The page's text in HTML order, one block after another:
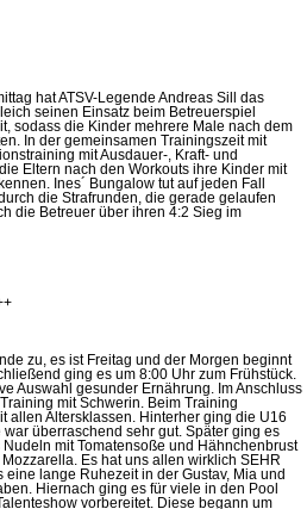
hat ATSV-Legende Andreas Sill das
seinen Einsatz beim Betreuerspiel
sodass die Kinder mehrere Male nach dem
In der gemeinsamen Trainingszeit mit
mit Ausdauer-, Kraft- und
Eltern nach den Workouts ihre Kinder mit
Ines´ Bungalow tut auf jeden Fall
die Strafrunden, die gerade gelaufen
die Betreuer über ihren 4:2 Sieg im
zu, es ist Freitag und der Morgen beginnt
ging es um 8:00 Uhr zum Frühstück.
Auswahl gesunder Ernährung. Im Anschluss
mit Schwerin. Beim Training
allen Altersklassen. Hinterher ging die U16
überraschend sehr gut. Später ging es
mit Tomatensoße und Hähnchenbrust
Es hat uns allen wirklich SEHR
lange Ruhezeit in der Gustav, Mia und
Hiernach ging es für viele in den Pool
vorbereitet. Diese begann um